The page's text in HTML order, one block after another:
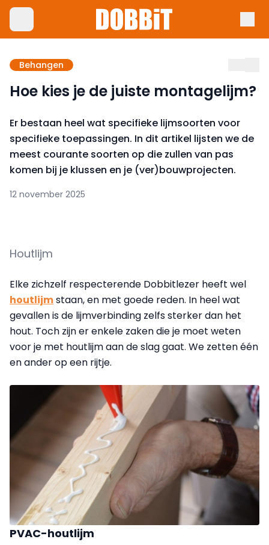
Behangen
Hoe kies je de juiste montagelijm?
Er bestaan heel wat specifieke lijmsoorten voor
specifieke toepassingen. In dit artikel lijsten we de
meest courante soorten op die zullen van pas
komen bij je klussen en je (ver)bouwprojecten.
12 november 2025
Houtlijm
Elke zichzelf respecterende Dobbitlezer heeft wel
houtlijmstaan, en met goede reden. In heel wat
gevallen is de lijmverbinding zelfs sterker dan het
hout. Toch zijn er enkele zaken die je moet weten
voor je met houtlijm aan de slag gaat. We zetten één
en ander op een rijtje.
PVAC-houtlijm